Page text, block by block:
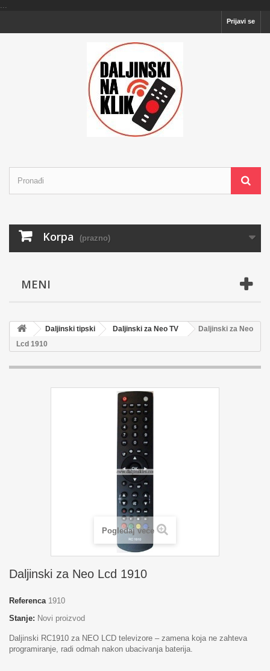
...
Prijavi se
Korpa (prazno)
MENI
Daljinski tipski Daljinski za Neo TV
Daljinski za Neo
Lcd 1910
Pogledaj veće
Daljinski za Neo Lcd 1910
Referenca 1910
Stanje: Novi proizvod
Daljinski RC1910 za NEO LCD televizore – zamena koja ne zahteva
programiranje, radi odmah nakon ubacivanja baterija.